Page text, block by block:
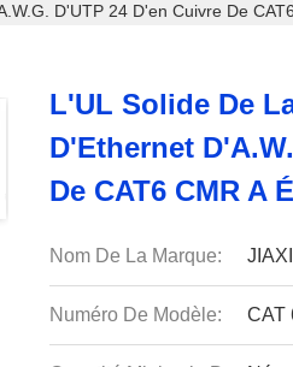
D'UTP 24 D'en Cuivre De
L'UL Solide De
D'Ethernet
De CAT6 CMR A
Nom De La Marque:
Numéro De Modèle: CAT